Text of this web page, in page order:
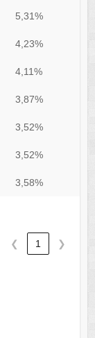
5,31%
4,23%
4,11%
3,87%
3,52%
3,52%
3,58%
❮ 1 ❯